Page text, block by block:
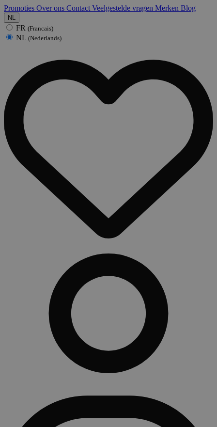
Promoties Over ons Contact Veelgestelde vragen Merken Blog
NL
FR (Francais)
NL (Nederlands)